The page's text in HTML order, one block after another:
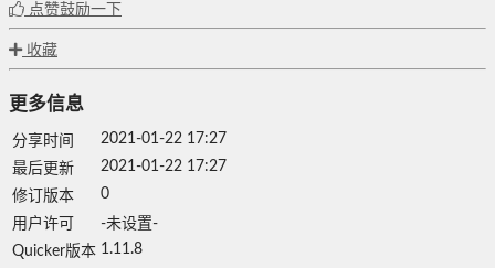
点赞鼓励一下
收藏
更多信息
分享时间
2021-01-22 17:27
最后更新
2021-01-22 17:27
修订版本
0
用户许可
-未设置-
Quicker版本 1.11.8